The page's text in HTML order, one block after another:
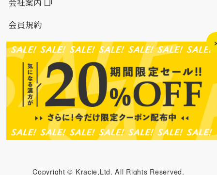
会社案内
会員規約
個人情報保護方針
特定商取引法に基づく表示
このサイトについて
ソーシャルメディアポリシー
ソーシャルメディア規約
Copyright © Kracie,Ltd. All Rights Reserved.